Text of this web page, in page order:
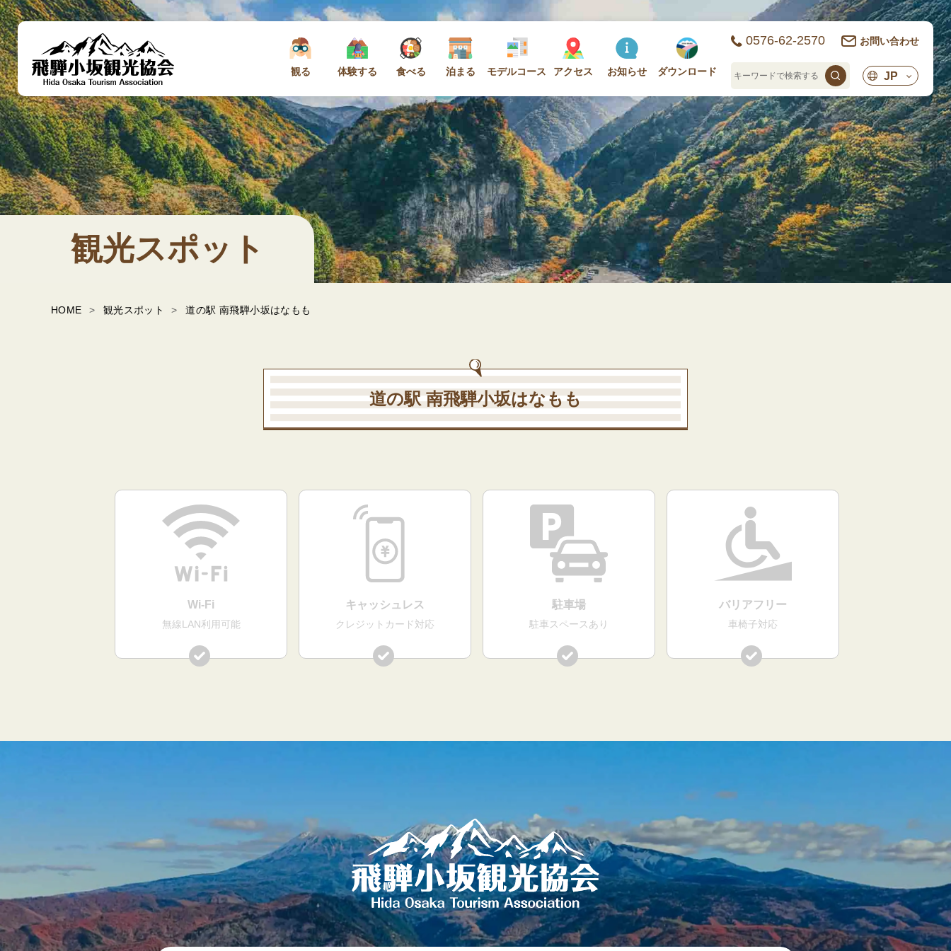
観る 体験する 食べる 泊まる モデルコース アクセス お知らせ ダウンロード
0576-62-2570 お問い合わせ
観光スポット
HOME 観光スポット 道の駅 南飛騨小坂はなもも
道の駅 南飛騨小坂はなもも
Wi-Fi
無線LAN利用可能
キャッシュレス
クレジットカード対応
駐車場
駐車スペースあり
バリアフリー
車椅子対応